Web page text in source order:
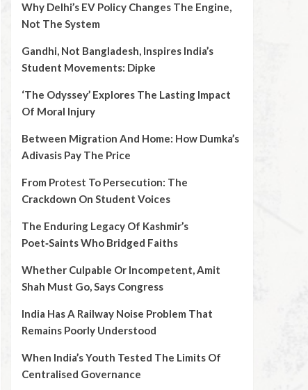
Why Delhi’s EV Policy Changes The Engine,
Not The System
Gandhi, Not Bangladesh, Inspires India’s
Student Movements: Dipke
‘The Odyssey’ Explores The Lasting Impact
Of Moral Injury
Between Migration And Home: How Dumka’s
Adivasis Pay The Price
From Protest To Persecution: The
Crackdown On Student Voices
The Enduring Legacy Of Kashmir’s
Poet‑Saints Who Bridged Faiths
Whether Culpable Or Incompetent, Amit
Shah Must Go, Says Congress
India Has A Railway Noise Problem That
Remains Poorly Understood
When India’s Youth Tested The Limits Of
Centralised Governance